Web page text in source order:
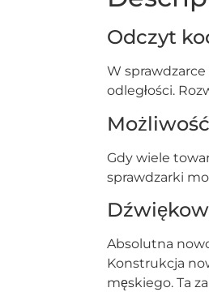
Odczyt
W
odległości.
Gdy wiele
sprawdzarki
Absolutna
Konstrukcja
męskiego. Ta